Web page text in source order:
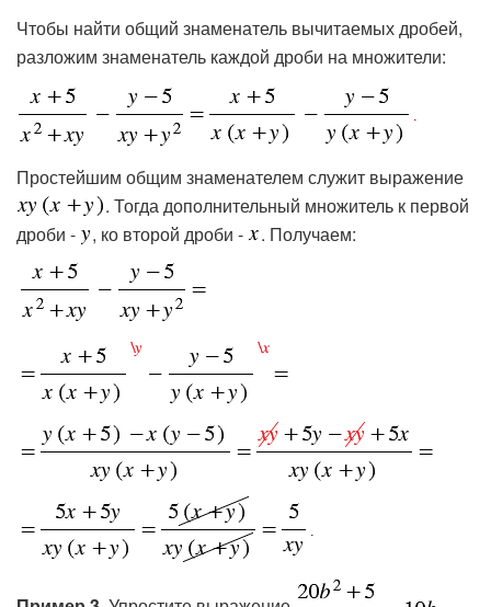
Чтобы найти общий знаменатель вычитаемых дробей,
разложим знаменатель каждой дроби на множители:
Простейшим общим знаменателем служит выражение
. Тогда дополнительный множитель к первой
дроби -
, ко второй дроби - . Получаем: